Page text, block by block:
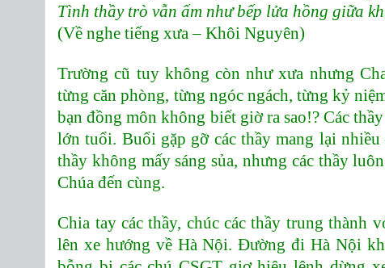
Tình thầy trò vẫn ấm như bếp lửa hồng giữa
(Về nghe tiếng xưa – Khôi Nguyên)
Trường cũ tuy không còn như xưa nhưng
từng căn phòng, từng ngóc ngách, từng kỷ
bạn đồng môn không biết giờ ra sao!? Các
lớn tuổi. Buổi gặp gỡ các thầy mang lại
thầy không mấy sáng sủa, nhưng các thầy
Chúa đến cùng.
Chia tay các thầy, chúc các thầy trung thành
lên xe hướng về Hà Nội. Đường đi Hà Nội